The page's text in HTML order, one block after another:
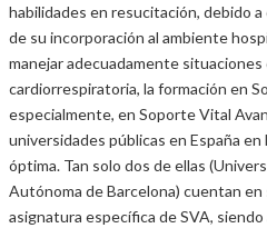
habilidades en resucitación, debido
de su incorporación al ambiente
manejar adecuadamente situaciones
cardiorrespiratoria, la formación en
especialmente, en Soporte Vital
universidades públicas en España
óptima. Tan solo dos de ellas
Autónoma de Barcelona) cuentan
asignatura específica de SVA,